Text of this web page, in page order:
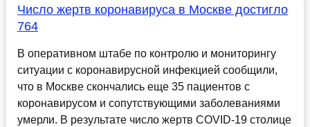
Число жертв коронавируса в Москве достигло
764
В оперативном штабе по контролю и мониторингу
ситуации с коронавирусной инфекцией сообщили,
что в Москве скончались еще 35 пациентов с
коронавирусом и сопутствующими заболеваниями
умерли. В результате число жертв COVID-19 столице